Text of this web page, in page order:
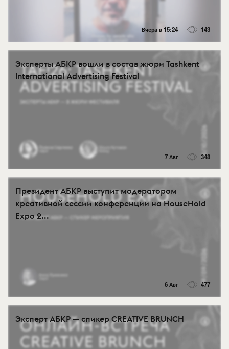
Вчера в 15:24 143
Эксперты АБКР вошли в состав жюри Tashkent
International Advertising Festival
7 Авг 348
Президент АБКР выступит модератором
креативной сессии конференции на HouseHold
Expo 2...
6 Авг 477
Эксперт АБКР — спикер CREATIVE BRUNCH